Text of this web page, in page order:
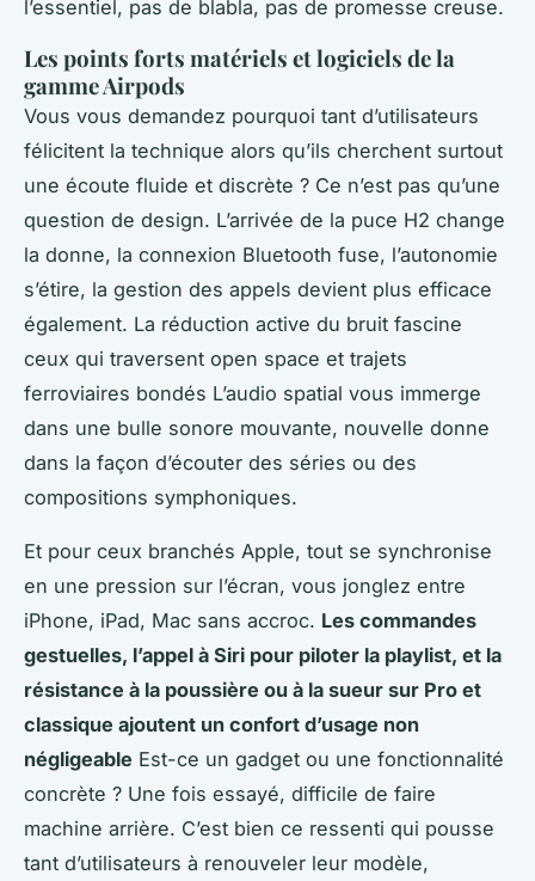
l’essentiel, pas de blabla, pas de promesse creuse.
Les points forts matériels et logiciels de la
gamme Airpods
Vous vous demandez pourquoi tant d’utilisateurs
félicitent la technique alors qu’ils cherchent surtout
une écoute fluide et discrète ? Ce n’est pas qu’une
question de design. L’arrivée de la puce H2 change
la donne, la connexion Bluetooth fuse, l’autonomie
s’étire, la gestion des appels devient plus efficace
également. La réduction active du bruit fascine
ceux qui traversent open space et trajets
ferroviaires bondés L’audio spatial vous immerge
dans une bulle sonore mouvante, nouvelle donne
dans la façon d’écouter des séries ou des
compositions symphoniques.
Et pour ceux branchés Apple, tout se synchronise
en une pression sur l’écran, vous jonglez entre
iPhone, iPad, Mac sans accroc. Les commandes
gestuelles, l’appel à Siri pour piloter la playlist, et la
résistance à la poussière ou à la sueur sur Pro et
classique ajoutent un confort d’usage non
négligeable Est-ce un gadget ou une fonctionnalité
concrète ? Une fois essayé, difficile de faire
machine arrière. C’est bien ce ressenti qui pousse
tant d’utilisateurs à renouveler leur modèle,